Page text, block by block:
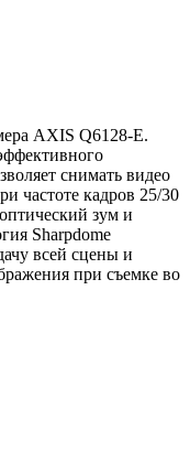
AXIS Q6128-E.
снимать видео
частоте кадров 25/30
зум и
Sharpdome
всей сцены и
при съемке во